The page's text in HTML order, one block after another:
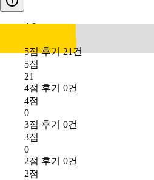
4.8
5점 후기 21건
5점
21
4점 후기 0건
4점
0
3점 후기 0건
3점
0
2점 후기 0건
2점